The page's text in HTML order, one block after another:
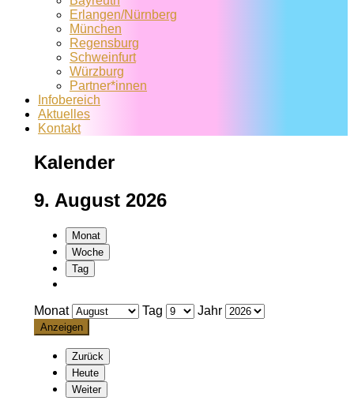
Erlangen/Nürnberg
München
Regensburg
Schweinfurt
Würzburg
Partner*innen
Infobereich
Aktuelles
Kontakt
Kalender
9. August 2026
Monat
Woche
Tag
Monat Tag Jahr
Zurück
Heute
Weiter